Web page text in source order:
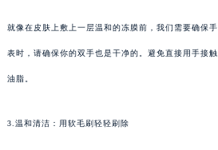
就像在皮肤上敷上一层温和的冻膜前，我们需要确保
表时，请确保你的双手也是干净的。避免直接用手接
油脂。
3.温和清洁：用软毛刷轻轻刷除